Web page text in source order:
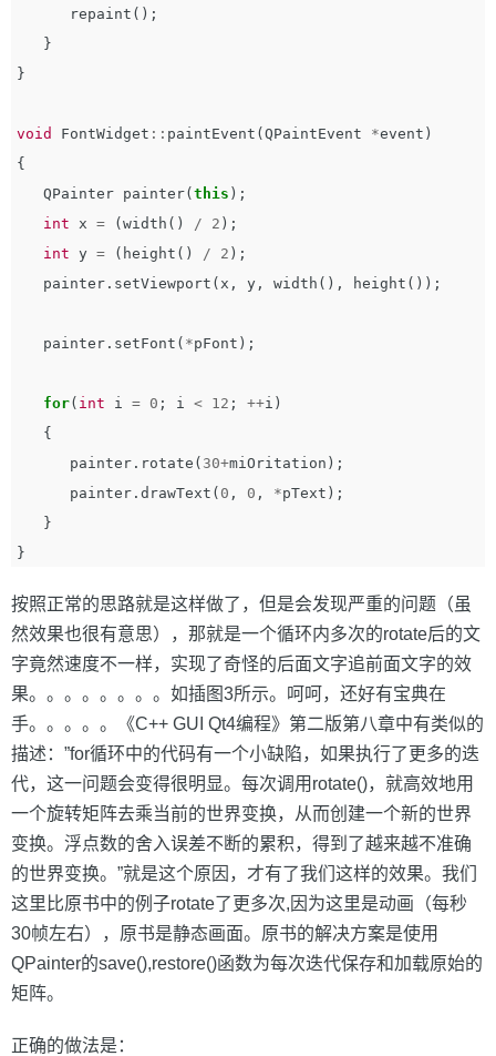
repaint ();
}
}
void FontWidget :: paintEvent ( QPaintEvent *event )
{
QPainter painter( this );
int x = ( width () / 2 );
int y = ( height () / 2 );
painter . setViewport ( x , y , width (), height ());
painter . setFont ( *pFont );
for( int i = 0 ; i < 12 ; ++i )
{
painter . rotate ( 30+miOritation );
painter . drawText ( 0 , 0 , *pText );
}
}
按照正常的思路就是这样做了，但是会发现严重的问题（虽
然效果也很有意思），那就是一个循环内多次的rotate后的文
字竟然速度不一样，实现了奇怪的后面文字追前面文字的效
果。。。。。。。。如插图3所示。呵呵，还好有宝典在
手。。。。。《C++ GUI Qt4编程》第二版第八章中有类似的
描述：”for循环中的代码有一个小缺陷，如果执行了更多的迭
代，这一问题会变得很明显。每次调用rotate()，就高效地用
一个旋转矩阵去乘当前的世界变换，从而创建一个新的世界
变换。浮点数的舍入误差不断的累积，得到了越来越不准确
的世界变换。”就是这个原因，才有了我们这样的效果。我们
这里比原书中的例子rotate了更多次,因为这里是动画（每秒
30帧左右），原书是静态画面。原书的解决方案是使用
QPainter的save(),restore()函数为每次迭代保存和加载原始的
矩阵。
正确的做法是：